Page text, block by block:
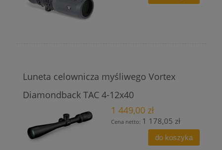
Luneta celownicza myśliwego Vortex
Diamondback TAC 4-12x40
1 449,00 zł
Cena netto: 1 178,05 zł
do koszyka